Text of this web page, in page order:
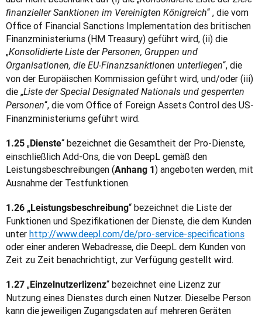
finanzieller Sanktionen im Vereinigten Königreich“ , die vom
Office of Financial Sanctions Implementation des britischen
Finanzministeriums (HM Treasury) geführt wird, (ii) die
„Konsolidierte Liste der Personen, Gruppen und
Organisationen, die EU-Finanzsanktionen unterliegen“, die
von der Europäischen Kommission geführt wird, und/oder (iii)
die „Liste der Special Designated Nationals und gesperrten
Personen“, die vom Office of Foreign Assets Control des US-
Finanzministeriums geführt wird.
1.25 „Dienste“ bezeichnet die Gesamtheit der Pro-Dienste,
einschließlich Add-Ons, die von DeepL gemäß den
Leistungsbeschreibungen (Anhang 1) angeboten werden, mit
Ausnahme der Testfunktionen.
1.26 „Leistungsbeschreibung“ bezeichnet die Liste der
Funktionen und Spezifikationen der Dienste, die dem Kunden
unter http://www.deepl.com/de/pro-service-specifications
oder einer anderen Webadresse, die DeepL dem Kunden von
Zeit zu Zeit benachrichtigt, zur Verfügung gestellt wird.
1.27 „Einzelnutzerlizenz“ bezeichnet eine Lizenz zur
Nutzung eines Dienstes durch einen Nutzer. Dieselbe Person
kann die jeweiligen Zugangsdaten auf mehreren Geräten